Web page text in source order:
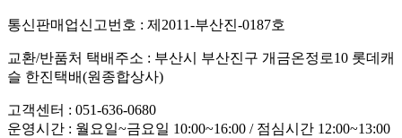
통신판매업신고번호 : 제2011-부산진-0187호
교환/반품처 택배주소 : 부산시 부산진구 개금온정로10 롯데캐
슬 한진택배(원종합상사)
고객센터 : 051-636-0680
운영시간 : 월요일~금요일 10:00~16:00 / 점심시간 12:00~13:00